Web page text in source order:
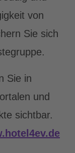
von
Sie sich
Sie in
und
sichtbar.